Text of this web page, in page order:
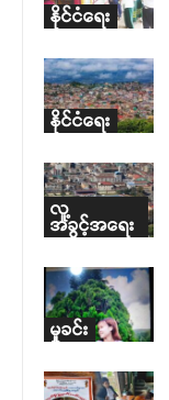
နိုင်ငံရေး
နိုင်ငံရေး
လူ့
အခွင့်အရေး
မှုခင်း